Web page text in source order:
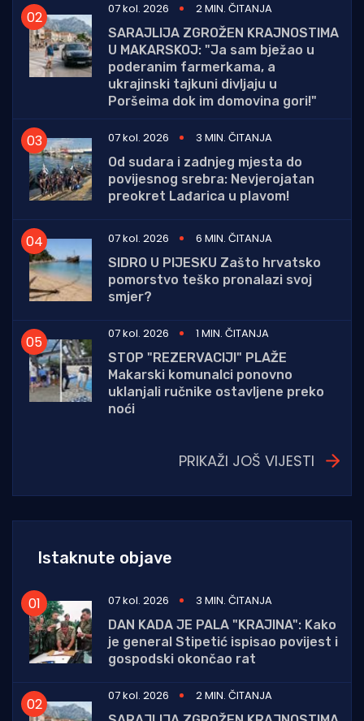
07 kol. 2026
2 MIN. ČITANJA
SARAJLIJA ZGROŽEN KRAJNOSTIMA
U MAKARSKOJ: "Ja sam bježao u
poderanim farmerkama, a
ukrajinski tajkuni divljaju u
Poršeima dok im domovina gori!"
07 kol. 2026
3 MIN. ČITANJA
Od sudara i zadnjeg mjesta do
povijesnog srebra: Nevjerojatan
preokret Lađarica u plavom!
07 kol. 2026
6 MIN. ČITANJA
SIDRO U PIJESKU Zašto hrvatsko
pomorstvo teško pronalazi svoj
smjer?
07 kol. 2026
1 MIN. ČITANJA
STOP "REZERVACIJI" PLAŽE
Makarski komunalci ponovno
uklanjali ručnike ostavljene preko
noći
PRIKAŽI JOŠ VIJESTI
Istaknute objave
07 kol. 2026
3 MIN. ČITANJA
DAN KADA JE PALA "KRAJINA": Kako
je general Stipetić ispisao povijest i
gospodski okončao rat
07 kol. 2026
2 MIN. ČITANJA